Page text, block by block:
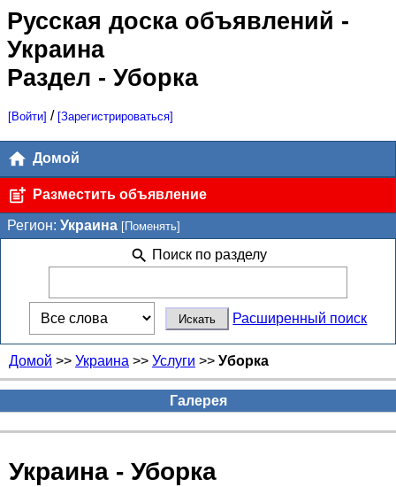
Русская доска объявлений -
Украина
Раздел - Уборка
[Войти] / [Зарегистрироваться]
Домой
Разместить объявление
Регион: Украина [Поменять]
Поиск по разделу
Расширенный поиск
Домой >> Украина >> Услуги >> Уборка
Галерея
Украина - Уборка